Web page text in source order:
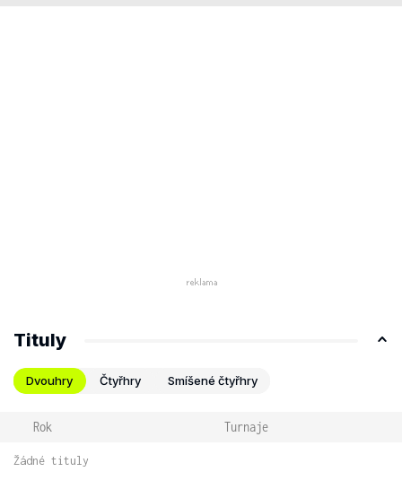
Tituly
Dvouhry Čtyřhry Smíšené čtyřhry
Rok Turnaje
Žádné tituly